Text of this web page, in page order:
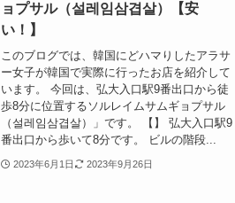
ョプサル（설레임삼겹살）【安
い！】
このブログでは、韓国にどハマりしたアラサ
ー女子が韓国で実際に行ったお店を紹介して
います。 今回は、弘大入口駅9番出口から徒
歩8分に位置するソルレイムサムギョプサル
（설레임삼겹살）」です。 【】 弘大入口駅9
番出口から歩いて8分です。 ビルの階段...
2023年6月1日 2023年9月26日